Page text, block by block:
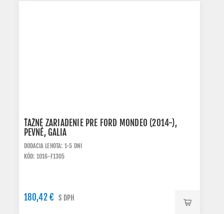
ŤAŽNÉ ZARIADENIE PRE FORD MONDEO (2014-),
PEVNÉ, GALIA
DODACIA LEHOTA: 1-5 DNI
KÓD: 1016-F1305
180,42 € S DPH